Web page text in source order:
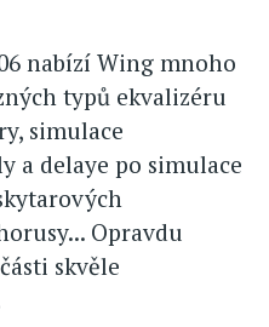
nabízí Wing mnoho
typů ekvalizéru
simulace
a delaye po simulace
Opravdu
skvěle